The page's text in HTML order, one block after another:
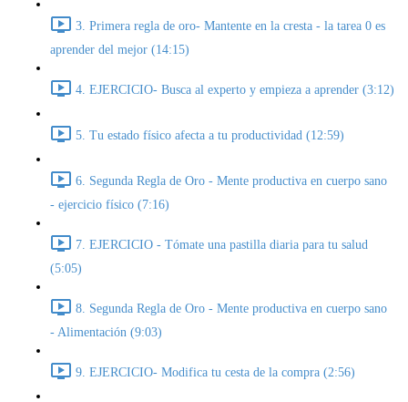
3. Primera regla de oro- Mantente en la cresta - la tarea 0 es
aprender del mejor (14:15)
4. EJERCICIO- Busca al experto y empieza a aprender (3:12)
5. Tu estado físico afecta a tu productividad (12:59)
6. Segunda Regla de Oro - Mente productiva en cuerpo sano
- ejercicio físico (7:16)
7. EJERCICIO - Tómate una pastilla diaria para tu salud
(5:05)
8. Segunda Regla de Oro - Mente productiva en cuerpo sano
- Alimentación (9:03)
9. EJERCICIO- Modifica tu cesta de la compra (2:56)